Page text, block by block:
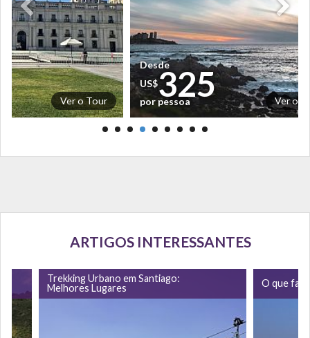
Ver o Tour Ver o
Desde
US$325
por pessoa
ARTIGOS INTERESSANTES
Trekking Urbano em Santiago:
Melhores Lugares
O que